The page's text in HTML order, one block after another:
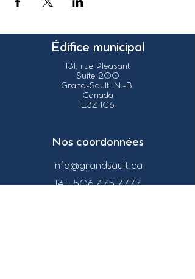
Édifice municipal
131, rue Pleasant
Suite 200
Grand-Sault, N.-B.
Canada
E3Z 1G6
Nos coordonnées
info@grandsault.ca
Tél.:506.475.7777